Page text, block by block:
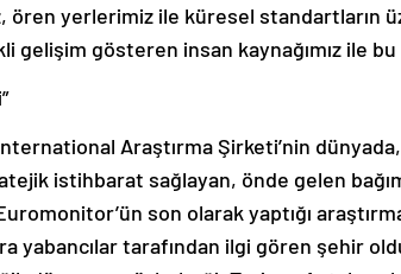
ören yerlerimiz ile küresel standartların
gelişim gösteren insan kaynağımız ile
Araştırma Şirketi’nin
istihbarat sağlayan, önde gelen
son olarak yaptığı
yabancılar tarafından ilgi gören şehir